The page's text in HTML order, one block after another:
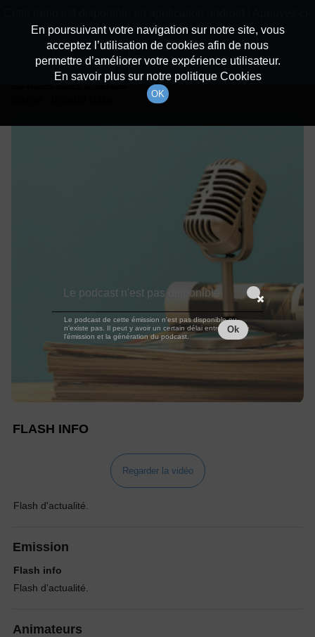
Détails De L'épisode
à 12h59
FLASH INFO
Regarder la vidéo
Flash d'actualité.
Emission
Flash info
Flash d'actualité.
Animateurs
En poursuivant votre navigation sur notre site, vous
acceptez l’utilisation de cookies afin de nous
permettre d’améliorer votre expérience utilisateur.
En savoir plus sur notre politique Cookies
OK
dessous pour l'installer.
Non merci Télécharger l'application
Le podcast n'est pas disponible
Le podcast de cette émission n'est pas disponible ou
n'existe pas. Il peut y avoir un certain délai entre la fin de
l'émission et la génération du podcast.
Ok